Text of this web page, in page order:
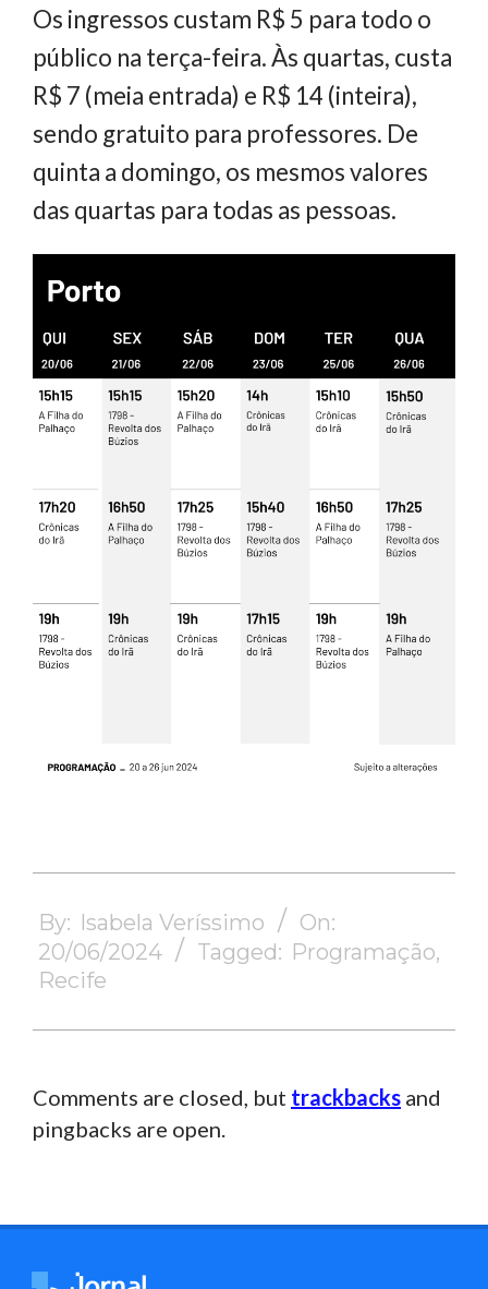
Os ingressos custam R$ 5 para todo o
público na terça-feira. Às quartas, custa
R$ 7 (meia entrada) e R$ 14 (inteira),
sendo gratuito para professores. De
quinta a domingo, os mesmos valores
das quartas para todas as pessoas.
06-
20
By: Isabela Veríssimo
On:
20/06/2024
Tagged: Programação,
Recife
Comments are closed, but trackbacks and
pingbacks are open.